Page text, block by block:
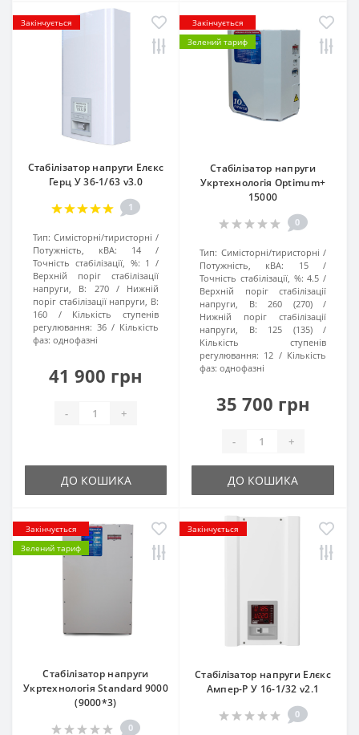
Закінчується
Стабілізатор напруги Елєкс
Герц У 36-1/63 v3.0
1
Тип: Симісторні/тиристорні
Потужність, кВА:
14
Точність стабілізації, %: 1
Верхній поріг стабілізації
напруги, В:
270
Нижній
поріг стабілізації напруги, В:
160
Кількість ступенів
регулювання: 36
Кількість
фаз: однофазні
41 900 грн
- +
ДО КОШИКА
Закінчується
Зелений тариф
Стабілізатор напруги
Укртехнологія Optimum+
15000
0
Тип: Симісторні/тиристорні
Потужність, кВА:
15
Точність стабілізації, %: 4.5
Верхній поріг стабілізації
напруги, В:
260 (270)
Нижній поріг стабілізації
напруги, В:
125 (135)
Кількість ступенів
регулювання: 12
Кількість
фаз: однофазні
35 700 грн
- +
ДО КОШИКА
Закінчується
Зелений тариф
Стабілізатор напруги
Укртехнологія Standard 9000
(9000*3)
0
Закінчується
Стабілізатор напруги Елєкс
Ампер-Р У 16-1/32 v2.1
0